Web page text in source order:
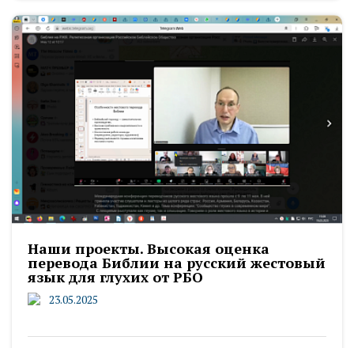
Наши проекты. Высокая оценка
перевода Библии на русский жестовый
язык для глухих от РБО
23.05.2025